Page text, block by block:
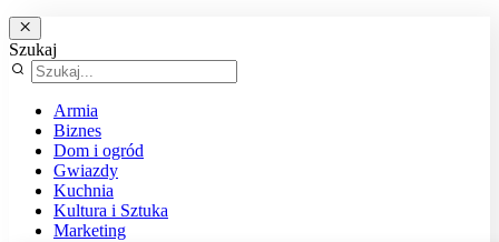
Szukaj
Armia
Biznes
Dom i ogród
Gwiazdy
Kuchnia
Kultura i Sztuka
Marketing